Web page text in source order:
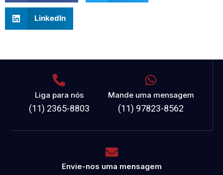
LinkedIn
Liga para nós
(11) 2365-8803
Mande uma mensagem
(11) 97823-8562
Envie-nos uma mensagem